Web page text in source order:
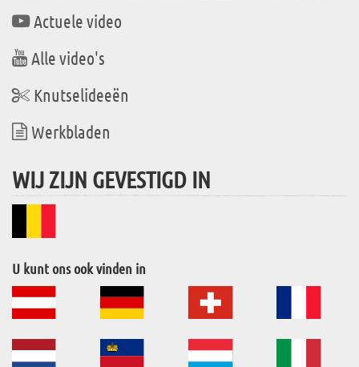
Actuele video
Alle video's
Knutselideeën
Werkbladen
WIJ ZIJN GEVESTIGD IN
U kunt ons ook vinden in